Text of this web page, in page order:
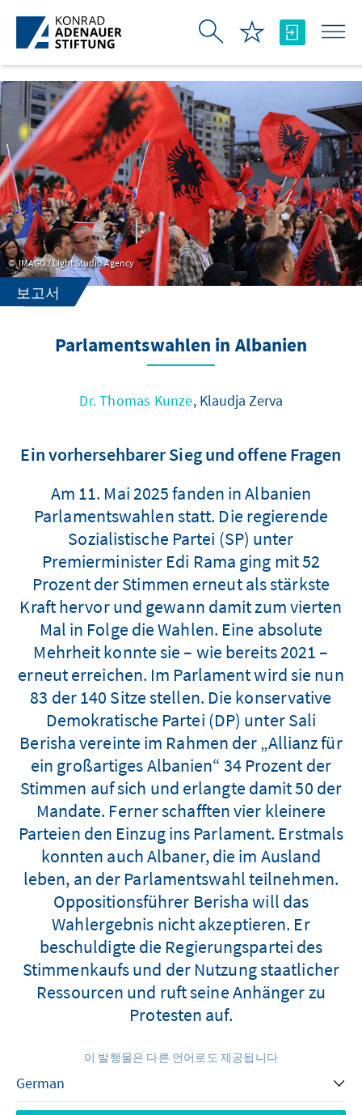
Skip to Main Content
IMAGO / Light Studio Agency
보고서
Parlamentswahlen in Albanien
Dr. Thomas Kunze, Klaudja Zerva
Ein vorhersehbarer Sieg und offene Fragen
Am 11. Mai 2025 fanden in Albanien
Parlamentswahlen statt. Die regierende
Sozialistische Partei (SP) unter
Premierminister Edi Rama ging mit 52
Prozent der Stimmen erneut als stärkste
Kraft hervor und gewann damit zum vierten
Mal in Folge die Wahlen. Eine absolute
Mehrheit konnte sie – wie bereits 2021 –
erneut erreichen. Im Parlament wird sie nun
83 der 140 Sitze stellen. Die konservative
Demokratische Partei (DP) unter Sali
Berisha vereinte im Rahmen der „Allianz für
ein großartiges Albanien“ 34 Prozent der
Stimmen auf sich und erlangte damit 50 der
Mandate. Ferner schafften vier kleinere
Parteien den Einzug ins Parlament. Erstmals
konnten auch Albaner, die im Ausland
leben, an der Parlamentswahl teilnehmen.
Oppositionsführer Berisha will das
Wahlergebnis nicht akzeptieren. Er
beschuldigte die Regierungspartei des
Stimmenkaufs und der Nutzung staatlicher
Ressourcen und ruft seine Anhänger zu
Protesten auf.
이 발행물은 다른 언어로도 제공됩니다